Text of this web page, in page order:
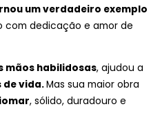
um verdadeiro exemplo
com dedicação e amor de
mãos habilidosas, ajudou a
de vida.Mas sua maior obra
, sólido, duradouro e